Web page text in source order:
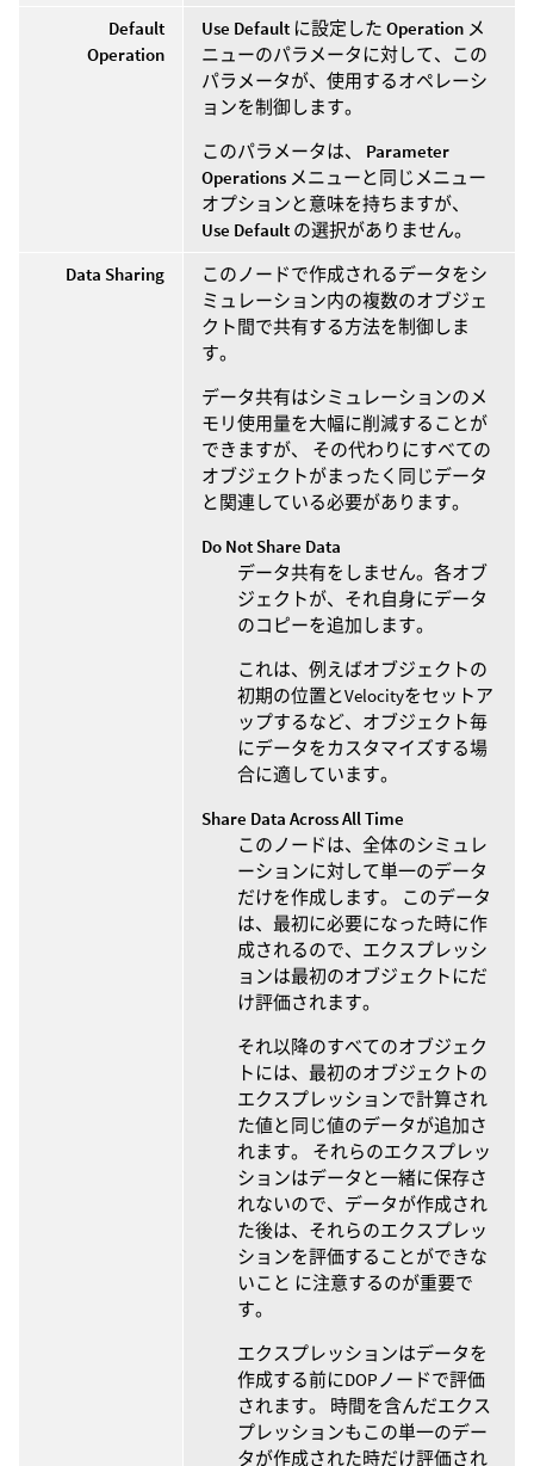
Default
Operation
Use Default に設定した Operation メ
ニューのパラメータに対して、この
パラメータが、使用するオペレーシ
ョンを制御します。
このパラメータは、 Parameter
Operations メニューと同じメニュー
オプションと意味を持ちますが、
Use Default の選択がありません。
Data Sharing
このノードで作成されるデータをシ
ミュレーション内の複数のオブジェ
クト間で共有する方法を制御しま
す。
データ共有はシミュレーションのメ
モリ使用量を大幅に削減することが
できますが、 その代わりにすべての
オブジェクトがまったく同じデータ
と関連している必要があります。
Do Not Share Data
データ共有をしません。各オブ
ジェクトが、それ自身にデータ
のコピーを追加します。
これは、例えばオブジェクトの
初期の位置とVelocityをセットア
ップするなど、オブジェクト毎
にデータをカスタマイズする場
合に適しています。
Share Data Across All Time
このノードは、全体のシミュレ
ーションに対して単一のデータ
だけを作成します。 このデータ
は、最初に必要になった時に作
成されるので、エクスプレッシ
ョンは最初のオブジェクトにだ
け評価されます。
それ以降のすべてのオブジェク
トには、最初のオブジェクトの
エクスプレッションで計算され
た値と同じ値のデータが追加さ
れます。 それらのエクスプレッ
ションはデータと一緒に保存さ
れないので、データが作成され
た後は、それらのエクスプレッ
ションを評価することができな
いこと に注意するのが重要で
す。
エクスプレッションはデータを
作成する前にDOPノードで評価
されます。 時間を含んだエクス
プレッションもこの単一のデー
タが作成された時だけ評価され